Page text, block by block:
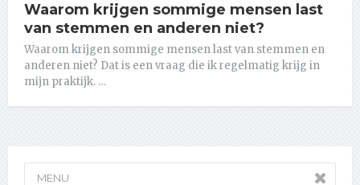
Waarom krijgen sommige mensen last
van stemmen en anderen niet?
Waarom krijgen sommige mensen last van stemmen en
anderen niet? Dat is een vraag die ik regelmatig krijg in
mijn praktijk. …
MENU